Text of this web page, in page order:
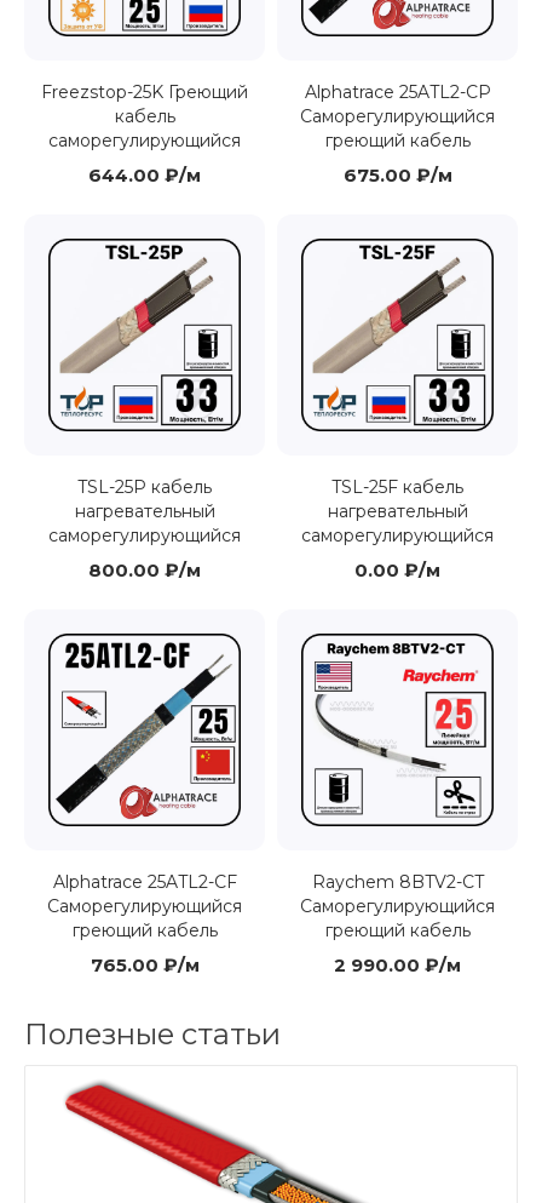
Freezstop-25K Греющий
кабель
саморегулирующийся
644.00 ₽/м
Alphatrace 25ATL2-CP
Саморегулирующийся
греющий кабель
675.00 ₽/м
TSL-25P кабель
нагревательный
саморегулирующийся
800.00 ₽/м
TSL-25F кабель
нагревательный
саморегулирующийся
0.00 ₽/м
Alphatrace 25ATL2-CF
Саморегулирующийся
греющий кабель
765.00 ₽/м
Raychem 8BTV2-CT
Саморегулирующийся
греющий кабель
2 990.00 ₽/м
Полезные статьи